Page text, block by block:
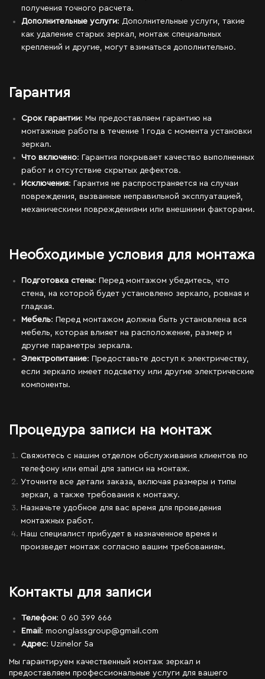
получения точного расчета.
Дополнительные услуги: Дополнительные услуги, такие
как удаление старых зеркал, монтаж специальных
креплений и другие, могут взиматься дополнительно.
Гарантия
Срок гарантии: Мы предоставляем гарантию на
монтажные работы в течение 1 года с момента установки
зеркал.
Что включено: Гарантия покрывает качество выполненных
работ и отсутствие скрытых дефектов.
Исключения: Гарантия не распространяется на случаи
повреждения, вызванные неправильной эксплуатацией,
механическими повреждениями или внешними факторами.
Необходимые условия для монтажа
Подготовка стены: Перед монтажом убедитесь, что
стена, на которой будет установлено зеркало, ровная и
гладкая.
Мебель: Перед монтажом должна быть установлена вся
мебель, которая влияет на расположение, размер и
другие параметры зеркала.
Электропитание: Предоставьте доступ к электричеству,
если зеркало имеет подсветку или другие электрические
компоненты.
Процедура записи на монтаж
Свяжитесь с нашим отделом обслуживания клиентов по
телефону или email для записи на монтаж.
Уточните все детали заказа, включая размеры и типы
зеркал, а также требования к монтажу.
Назначьте удобное для вас время для проведения
монтажных работ.
Наш специалист прибудет в назначенное время и
произведет монтаж согласно вашим требованиям.
Контакты для записи
Телефон: 0 60 399 666
Email : moonglassgroup@gmail.com
Адрес: Uzinelor 5a
Мы гарантируем качественный монтаж зеркал и
предоставляем профессиональные услуги для вашего